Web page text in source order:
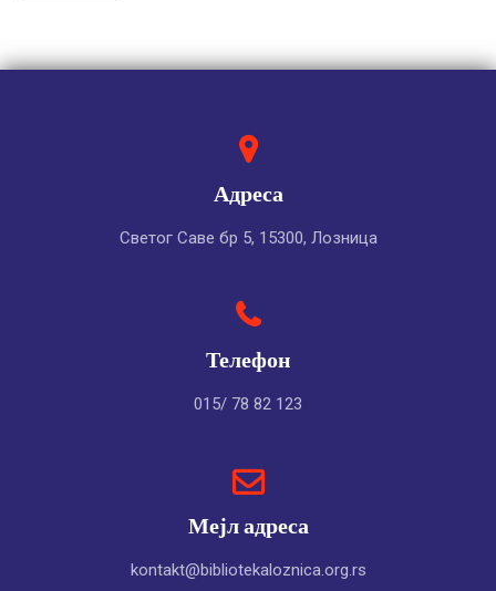
Адреса
Светог Саве бр 5, 15300, Лозница
Телефон
015/ 78 82 123
Мејл адреса
kontakt@bibliotekaloznica.org.rs